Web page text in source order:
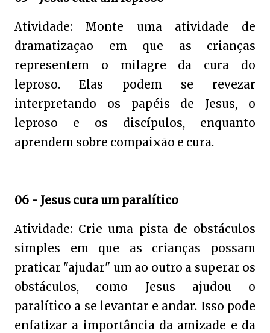
Atividade: Monte uma atividade de
dramatização em que as crianças
representem o milagre da cura do
leproso. Elas podem se revezar
interpretando os papéis de Jesus, o
leproso e os discípulos, enquanto
aprendem sobre compaixão e cura.
06 - Jesus cura um paralítico
Atividade: Crie uma pista de obstáculos
simples em que as crianças possam
praticar "ajudar" um ao outro a superar os
obstáculos, como Jesus ajudou o
paralítico a se levantar e andar. Isso pode
enfatizar a importância da amizade e da